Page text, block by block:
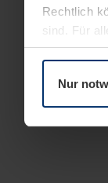
Rechtlich
sind. Für
Nur